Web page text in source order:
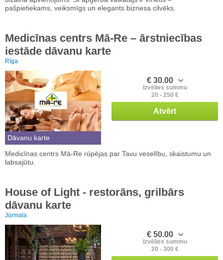
pašpietiekams, veiksmīgs un elegants biznesa cilvēks.
Medicīnas centrs Mā-Re – ārstniecības
iestāde dāvanu karte
Rīga
Dāvanu karte
€ 30.00
Izvēlies summu
20 - 250 €
Atvērt
Medicīnas centrs Mā-Re rūpējas par Tavu veselību, skaistumu un
labsajūtu.
House of Light - restorāns, grilbārs
dāvanu karte
Jūrmala
€ 50.00
Izvēlies summu
20 - 300 €